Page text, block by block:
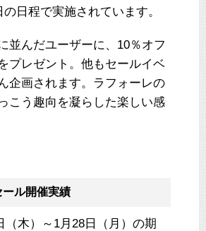
日程で実施されています。
並んだユーザーに、10％オフ
プレゼント。他もセールイベ
企画されます。ラフォーレの
こう趣向を凝らした楽しい感
ル開催実績
（木）～1月28日（月）の期